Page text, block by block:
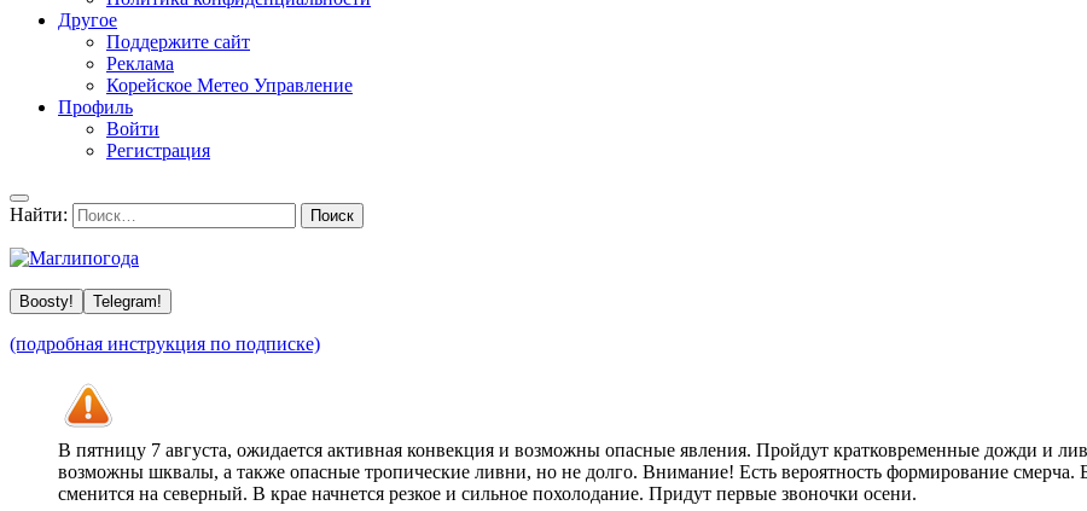
Другое
Поддержите сайт
Реклама
Корейское Метео Управление
Профиль
Войти
Регистрация
Найти:
Boosty! Telegram!
(подробная инструкция по подписке)
В пятницу 7 августа, ожидается активная конвекция и возможны опасные явления. Пройдут кратковременные дожди и
возможны шквалы, а также опасные тропические ливни, но не долго. Внимание! Есть вероятность формирование смерча.
сменится на северный. В крае начнется резкое и сильное похолодание. Придут первые звоночки осени.